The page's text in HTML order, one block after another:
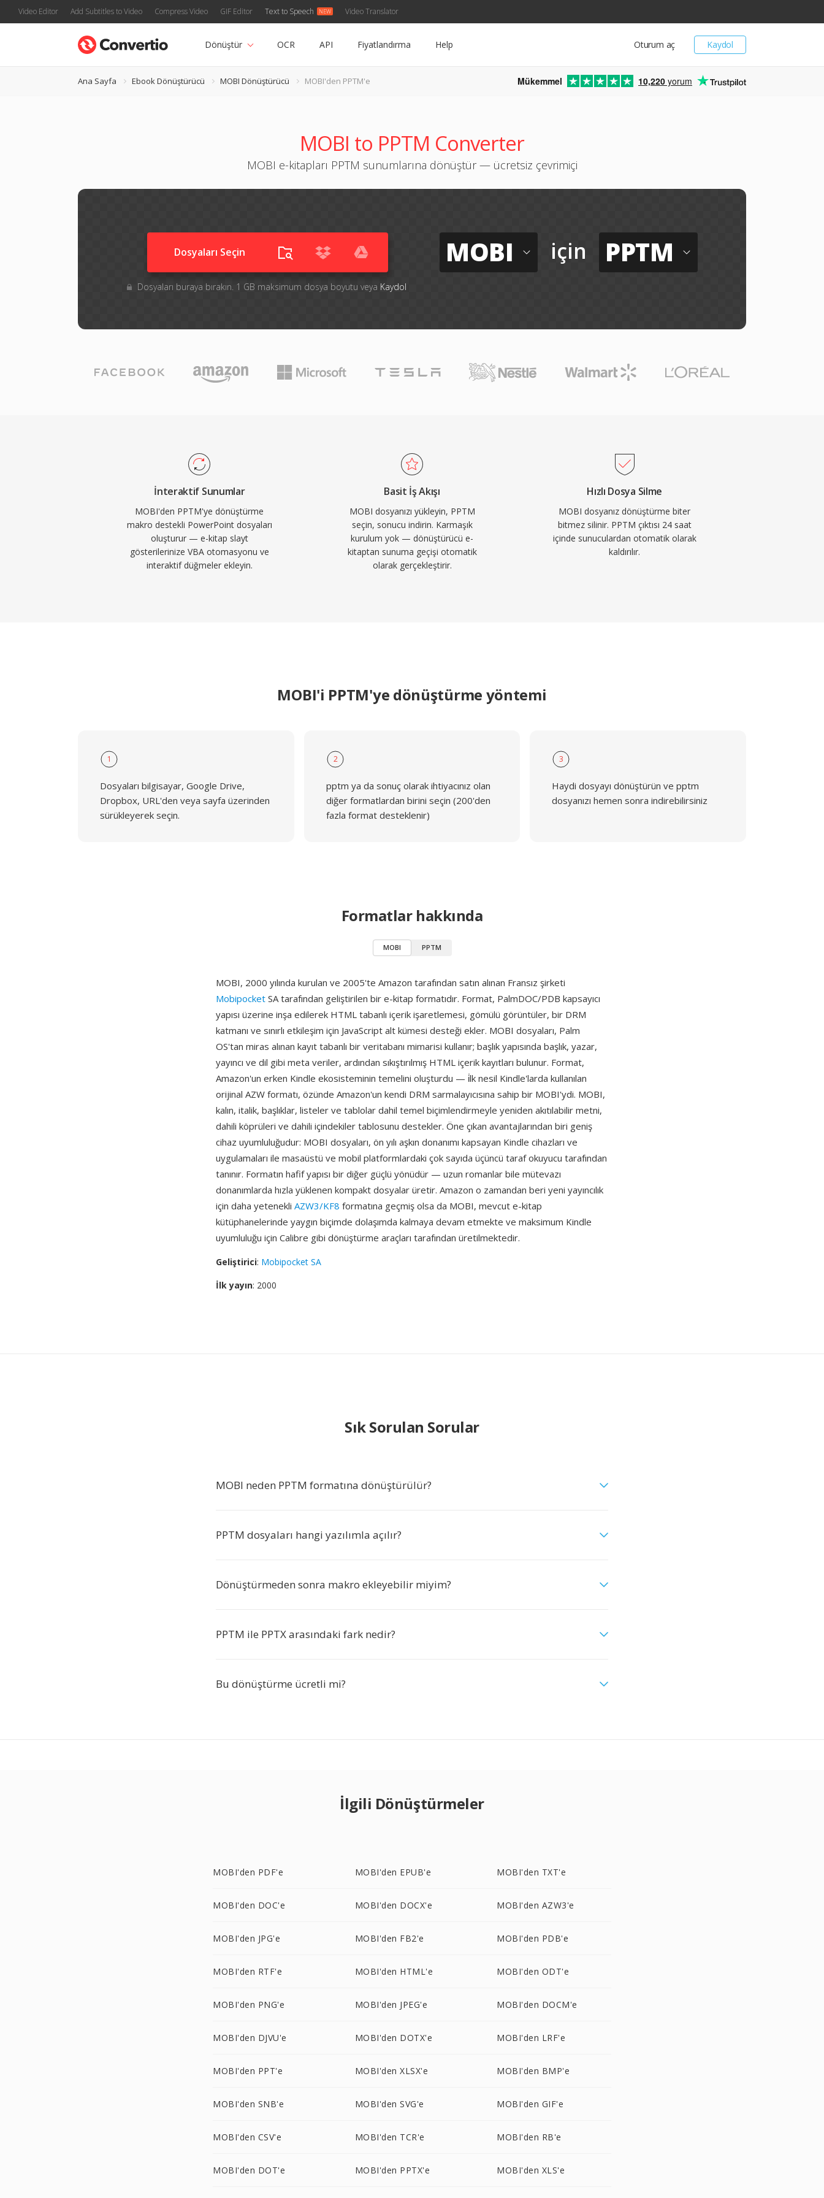
Video Editor Add Subtitles to Video Compress Video GIF Editor Text to Speech Video Translator
Kaydol
Oturum aç
Dönüştür OCR API Fiyatlandırma Help
Ana Sayfa Ebook Dönüştürücü MOBI Dönüştürücü MOBI'den PPTM'e Mükemmel 10,220 yorum
MOBI to PPTM Converter
MOBI e-kitapları PPTM sunumlarına dönüştür — ücretsiz çevrimiçi
Dosyaları Seçin
Dosyaları buraya bırakın. 1 GB maksimum dosya boyutu veya Kaydol
MOBI için PPTM
İnteraktif Sunumlar
MOBI'den PPTM'ye dönüştürme
makro destekli PowerPoint dosyaları
oluşturur — e-kitap slayt
gösterilerinize VBA otomasyonu ve
interaktif düğmeler ekleyin.
Basit İş Akışı
MOBI dosyanızı yükleyin, PPTM
seçin, sonucu indirin. Karmaşık
kurulum yok — dönüştürücü e-
kitaptan sunuma geçişi otomatik
olarak gerçekleştirir.
Hızlı Dosya Silme
MOBI dosyanız dönüştürme biter
bitmez silinir. PPTM çıktısı 24 saat
içinde sunuculardan otomatik olarak
kaldırılır.
MOBI'i PPTM'ye dönüştürme yöntemi
1
Dosyaları bilgisayar, Google Drive,
Dropbox, URL'den veya sayfa üzerinden
sürükleyerek seçin.
2
pptm ya da sonuç olarak ihtiyacınız olan
diğer formatlardan birini seçin (200'den
fazla format desteklenir)
3
Haydi dosyayı dönüştürün ve pptm
dosyanızı hemen sonra indirebilirsiniz
Formatlar hakkında
MOBI PPTM
MOBI, 2000 yılında kurulan ve 2005'te Amazon tarafından satın alınan Fransız şirketi
Mobipocket SA tarafından geliştirilen bir e-kitap formatıdır. Format, PalmDOC/PDB kapsayıcı
yapısı üzerine inşa edilerek HTML tabanlı içerik işaretlemesi, gömülü görüntüler, bir DRM
katmanı ve sınırlı etkileşim için JavaScript alt kümesi desteği ekler. MOBI dosyaları, Palm
OS'tan miras alınan kayıt tabanlı bir veritabanı mimarisi kullanır; başlık yapısında başlık, yazar,
yayıncı ve dil gibi meta veriler, ardından sıkıştırılmış HTML içerik kayıtları bulunur. Format,
Amazon'un erken Kindle ekosisteminin temelini oluşturdu — i̇lk nesil Kindle'larda kullanılan
orijinal AZW formatı, özünde Amazon'un kendi DRM sarmalayıcısına sahip bir MOBI'ydi. MOBI,
kalın, italik, başlıklar, listeler ve tablolar dahil temel biçimlendirmeyle yeniden akıtılabilir metni,
dahili köprüleri ve dahili içindekiler tablosunu destekler. Öne çıkan avantajlarından biri geniş
cihaz uyumluluğudur: MOBI dosyaları, ön yılı aşkın donanımı kapsayan Kindle cihazları ve
uygulamaları ile masaüstü ve mobil platformlardaki çok sayıda üçüncü taraf okuyucu tarafından
tanınır. Formatın hafif yapısı bir diğer güçlü yönüdür — uzun romanlar bile mütevazı
donanımlarda hızla yüklenen kompakt dosyalar üretir. Amazon o zamandan beri yeni yayıncılık
için daha yetenekli AZW3/KF8 formatına geçmiş olsa da MOBI, mevcut e-kitap
kütüphanelerinde yaygın biçimde dolaşımda kalmaya devam etmekte ve maksimum Kindle
uyumluluğu için Calibre gibi dönüştürme araçları tarafından üretilmektedir.
Geliştirici: Mobipocket SA
İlk yayın: 2000
Sık Sorulan Sorular
MOBI neden PPTM formatına dönüştürülür?
PPTM dosyaları hangi yazılımla açılır?
Dönüştürmeden sonra makro ekleyebilir miyim?
PPTM ile PPTX arasındaki fark nedir?
Bu dönüştürme ücretli mi?
İlgili Dönüştürmeler
MOBI'den PDF'e MOBI'den EPUB'e MOBI'den TXT'e
MOBI'den DOC'e MOBI'den DOCX'e MOBI'den AZW3'e
MOBI'den JPG'e MOBI'den FB2'e MOBI'den PDB'e
MOBI'den RTF'e MOBI'den HTML'e MOBI'den ODT'e
MOBI'den PNG'e MOBI'den JPEG'e MOBI'den DOCM'e
MOBI'den DJVU'e MOBI'den DOTX'e MOBI'den LRF'e
MOBI'den PPT'e MOBI'den XLSX'e MOBI'den BMP'e
MOBI'den SNB'e MOBI'den SVG'e MOBI'den GIF'e
MOBI'den CSV'e MOBI'den TCR'e MOBI'den RB'e
MOBI'den DOT'e MOBI'den PPTX'e MOBI'den XLS'e